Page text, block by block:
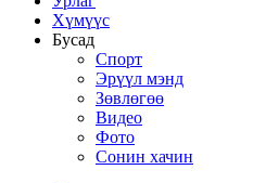
Хүмүүс
Бусад
Спорт
Эрүүл мэнд
Зөвлөгөө
Видео
Фото
Сонин хачин